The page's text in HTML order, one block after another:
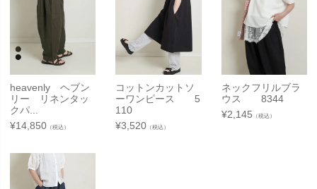
heavenly ヘブン
リー リネンタッ
クパ...
¥14,850 （税込）
コットンカットソ
ーワンピース 5
110
¥3,520 （税込）
ネックフリルブラ
ウス 8344
¥2,145 （税込）